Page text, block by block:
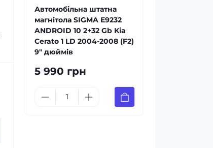
Автомобільна штатна
магнітола SIGMA E9232
ANDROID 10 2+32 Gb Kia
Cerato 1 LD 2004-2008 (F2)
9" дюймів
5 990 грн